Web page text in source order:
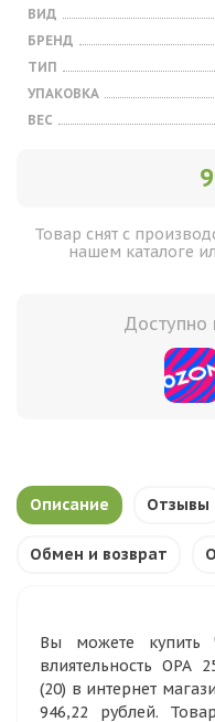
ВИД
БРЕНД
ТИП
УПАКОВКА
ВЕС
Товар снят с
нашем каталоге
Доступно
Описание Отзывы
Обмен и возврат
Вы можете купить
влиятельность ОРА
(20) в интернет
946,22 рублей.